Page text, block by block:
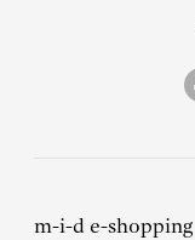
m-i-d e-shopping